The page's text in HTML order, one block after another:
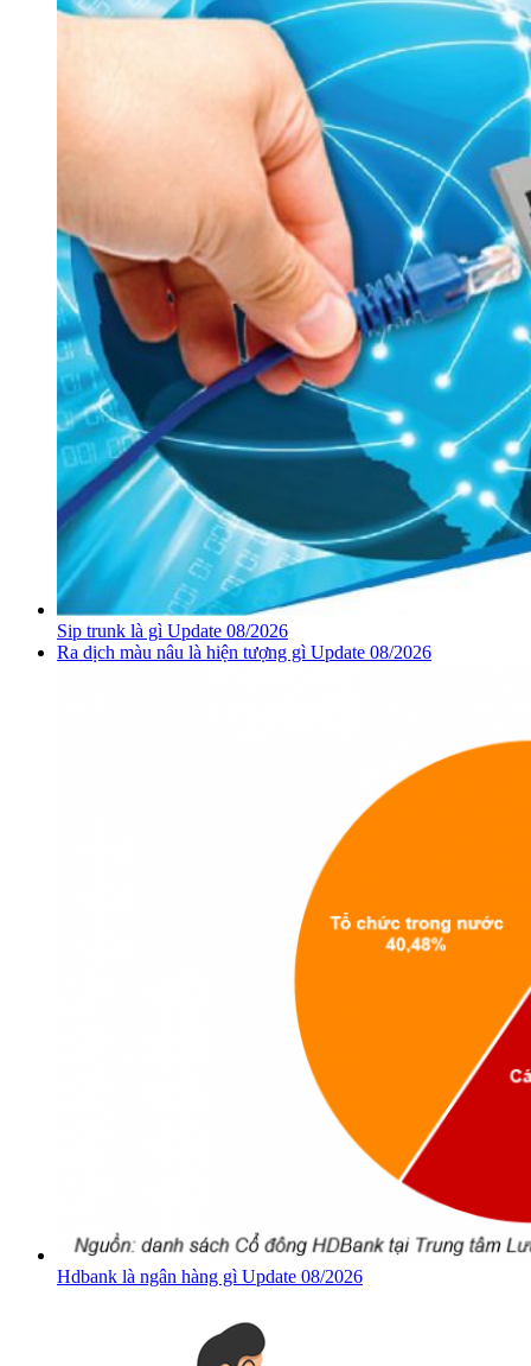
Sip trunk là gì Update 08/2026
Ra dịch màu nâu là hiện tượng gì Update 08/2026
Hdbank là ngân hàng gì Update 08/2026